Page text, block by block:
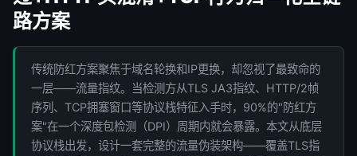
路方案
传统防红方案聚焦于域名轮换和IP更换，却忽视了最致命的
一层——流量指纹。当检测方从TLS JA3指纹、HTTP/2帧
序列、TCP拥塞窗口等协议栈特征入手时，90%的"防红方
案"在一个深度包检测（DPI）周期内就会暴露。本文从底层
协议栈出发，设计一套完整的流量伪装架构——覆盖TLS指